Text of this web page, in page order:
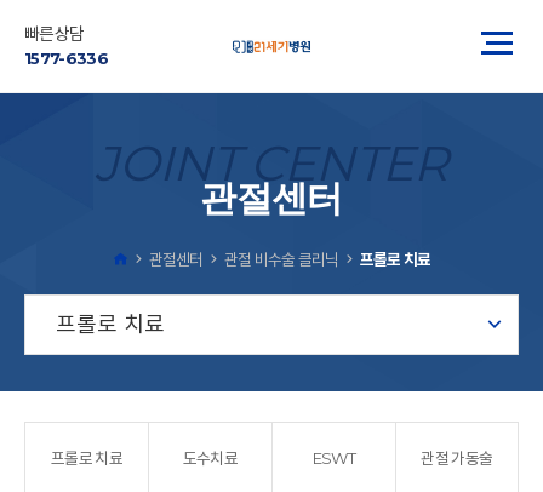
빠른상담
1577-6336
JOINT CENTER
관절센터
관절센터 관절 비수술 클리닉 프롤로 치료
프롤로 치료
프롤로 치료 도수치료 ESWT 관절 가동술